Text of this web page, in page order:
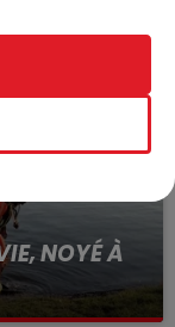
NOYÉ À